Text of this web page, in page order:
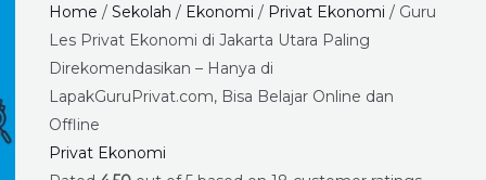
Home / Sekolah / Ekonomi / Privat Ekonomi / Guru
Les Privat Ekonomi di Jakarta Utara Paling
Direkomendasikan – Hanya di
LapakGuruPrivat.com, Bisa Belajar Online dan
Offline
Privat Ekonomi
Price
range:
Rp225.000
through
Guru
Les
Privat
Ekonomi
di
Jakarta